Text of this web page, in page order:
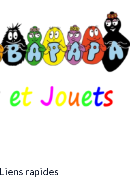
Liens rapides